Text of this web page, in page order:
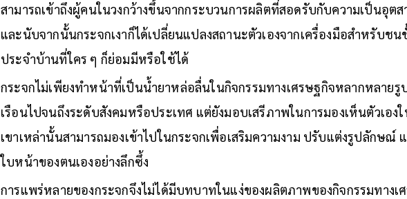
สามารถเข้าถึงผู้คนในวงกว้างขึ้นจากกระบวนการผลิตที่สอดรับกับความเป็นอุต
และนับจากนั้นกระจกเงาก็ได้เปลี่ยนแปลงสถานะตัวเองจากเครื่องมือสำหรับช
ประจำบ้านที่ใคร ๆ ก็ย่อมมีหรือใช้ได้
กระจกไม่เพียงทำหน้าที่เป็นน้ำยาหล่อลื่นในกิจกรรมทางเศรษฐกิจหลากหลาย
เรือนไปจนถึงระดับสังคมหรือประเทศ แต่ยังมอบเสรีภาพในการมองเห็นตัวเอง
เขาเหล่านั้นสามารถมองเข้าไปในกระจกเพื่อเสริมความงาม ปรับแต่งรูปลักษณ์
ใบหน้าของตนเองอย่างลึกซึ้ง
การแพร่หลายของกระจกจึงไม่ได้มีบทบาทในแง่ของผลิตภาพของกิจกรรมทางเ